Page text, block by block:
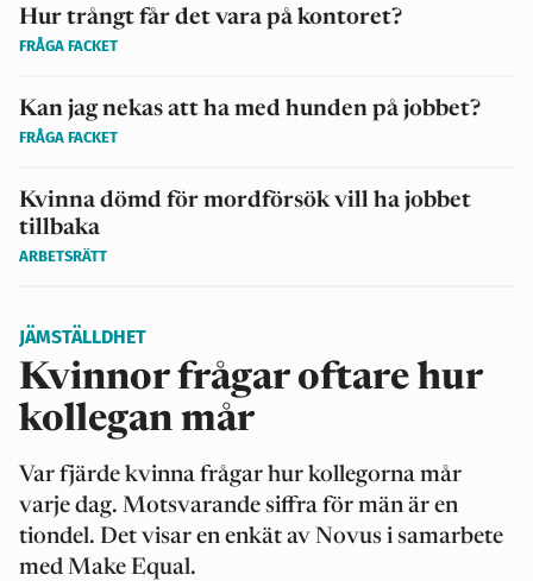
Hur trångt får det vara på kontoret?
FRÅGA FACKET
Kan jag nekas att ha med hunden på jobbet?
FRÅGA FACKET
Kvinna dömd för mordförsök vill ha jobbet
tillbaka
ARBETSRÄTT
JÄMSTÄLLDHET
Kvinnor frågar oftare hur
kollegan mår
Var fjärde kvinna frågar hur kollegorna mår
varje dag. Motsvarande siffra för män är en
tiondel. Det visar en enkät av Novus i samarbete
med Make Equal.